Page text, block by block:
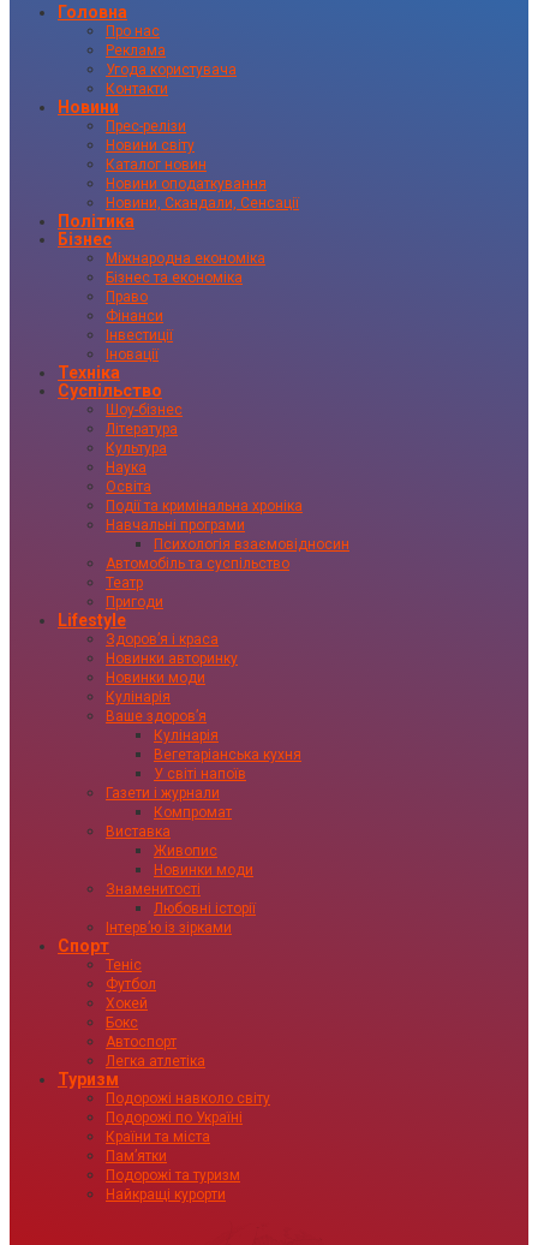
Головна
Про нас
Реклама
Угода користувача
Контакти
Новини
Прес-релізи
Новини світу
Каталог новин
Новини оподаткування
Новини, Скандали, Сенсації
Політика
Бізнес
Міжнародна економіка
Бізнес та економіка
Право
Фінанси
Інвестиції
Іновації
Техніка
Суспільство
Шоу-бізнес
Література
Культура
Наука
Освіта
Події та кримінальна хроніка
Навчальні програми
Психологія взаємовідносин
Автомобіль та суспільство
Театр
Пригоди
Lifestyle
Здоровʼя і краса
Новинки авторинку
Новинки моди
Кулінарія
Ваше здоровʼя
Кулінарія
Вегетаріанська кухня
У світі напоїв
Газети і журнали
Компромат
Виставка
Живопис
Новинки моди
Знаменитості
Любовні історії
Інтервʼю із зірками
Спорт
Теніс
Футбол
Хокей
Бокс
Автоспорт
Легка атлетіка
Туризм
Подорожі навколо світу
Подорожі по Україні
Країни та міста
Пам’ятки
Подорожі та туризм
Найкращі курорти